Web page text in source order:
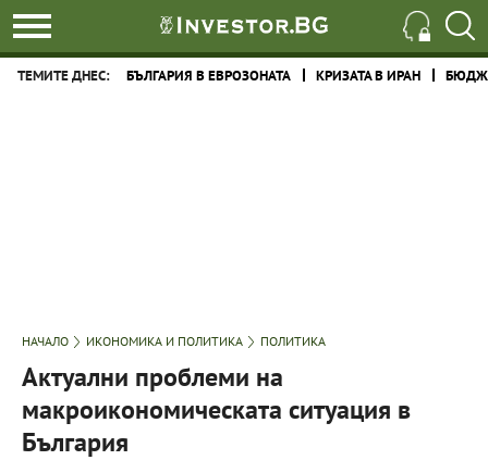
ТЕМИТЕ ДНЕС: БЪЛГАРИЯ В ЕВРОЗОНАТА КРИЗАТА В ИРАН
НАЧАЛО ИКОНОМИКА И ПОЛИТИКА ПОЛИТИКА
Актуални проблеми на
макроикономическата ситуация в
България